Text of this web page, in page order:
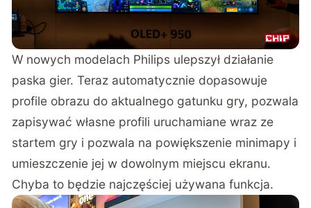
W nowych modelach Philips ulepszył działanie
paska gier. Teraz automatycznie dopasowuje
profile obrazu do aktualnego gatunku gry, pozwala
zapisywać własne profili uruchamiane wraz ze
startem gry i pozwala na powiększenie minimapy i
umieszczenie jej w dowolnym miejscu ekranu.
Chyba to będzie najczęściej używana funkcja.